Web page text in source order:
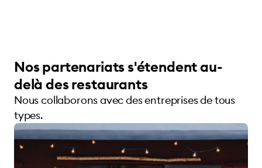
Nos partenariats s'étendent au-
delà des restaurants
Nous collaborons avec des entreprises de tous
types.